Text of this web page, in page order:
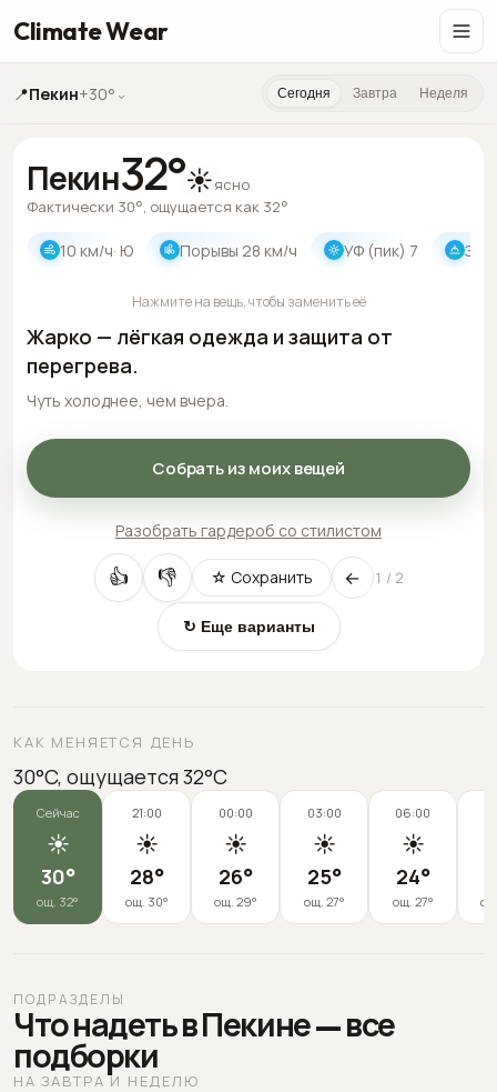
Climate Wear
📍Пекин+30° ⌄ Сегодня Завтра Неделя
Пекин32°☀️ясно
Фактически 30°, ощущается как 32°
10 км/ч· Ю Порывы 28 км/ч УФ (пик) 7
Жарко — лёгкая одежда и защита от
перегрева.
Чуть холоднее, чем вчера.
Собрать из моих вещей
Разобрать гардероб со стилистом
Нажмите на вещь, чтобы заменить её
👍 👎 ☆ Сохранить ← 1 / 2
↻ Еще варианты
КАК МЕНЯЕТСЯ ДЕНЬ
30°C, ощущается 32°C
Сейчас
☀️
30°
ощ. 32°
21:00
☀️
28°
ощ. 30°
00:00
☀️
26°
ощ. 29°
03:00
☀️
25°
ощ. 27°
06:00
☀️
24°
ощ. 27°
ПОДРАЗДЕЛЫ
Что надеть в Пекине — все
подборки
НА ЗАВТРА И НЕДЕЛЮ